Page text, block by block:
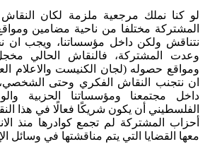
لو كنا نملك مرجعية ملزمة لكان
المشتركة مختلفا من ناحية مضامين
نتناقش ولكن داخل مؤسساتنا، ويجب ان
وعدت المشتركة، فالنقاش الحالي
ومواقع حصوله (لجان الكنيست والاعلام
ان نتجنب النقاش الفكري وحتى
داخل مجتمعنا ومؤسساتنا الحزبية
الفلسطيني أن يكون شريكًا فعالًا في هذا
أحزاب المشتركة لم تجمع كوادرها منذ
معها القضايا التي يتم مناقشتها في وسائل